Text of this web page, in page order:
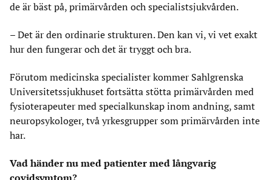
de är bäst på, primärvården och specialistsjukvården.
– Det är den ordinarie strukturen. Den kan vi, vi vet exakt
hur den fungerar och det är tryggt och bra.
Förutom medicinska specialister kommer Sahlgrenska
Universitetssjukhuset fortsätta stötta primärvården med
fysioterapeuter med specialkunskap inom andning, samt
neuropsykologer, två yrkesgrupper som primärvården inte
har.
Vad händer nu med patienter med långvarig
covidsymtom?